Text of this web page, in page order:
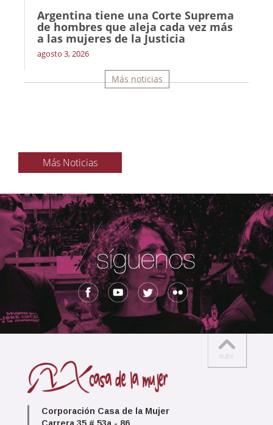
Argentina tiene una Corte Suprema
de hombres que aleja cada vez más
a las mujeres de la Justicia
agosto 3, 2026
Más noticias
Más Noticias
Corporación Casa de la Mujer